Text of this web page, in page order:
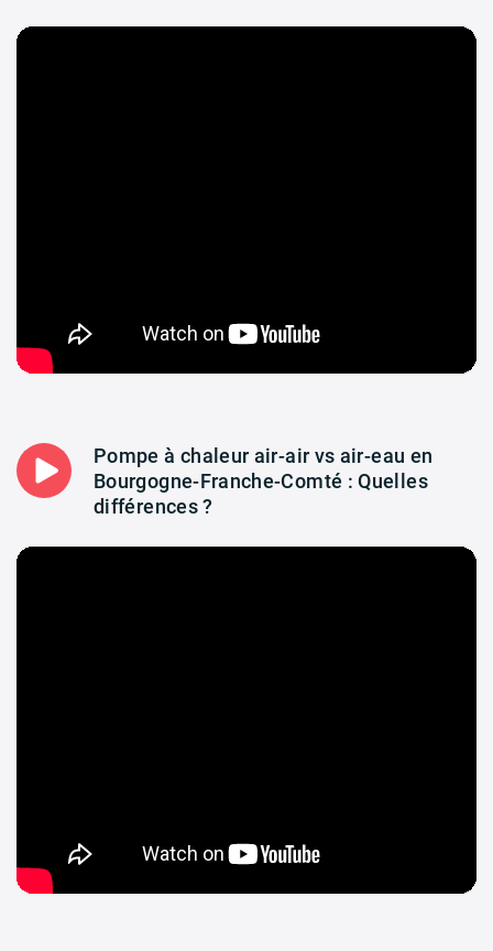
Pompe à chaleur air-air vs air-eau en
Bourgogne-Franche-Comté : Quelles
différences ?